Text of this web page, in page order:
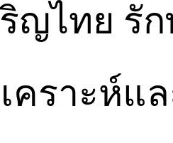
ญไทย รั
คราะห์แ